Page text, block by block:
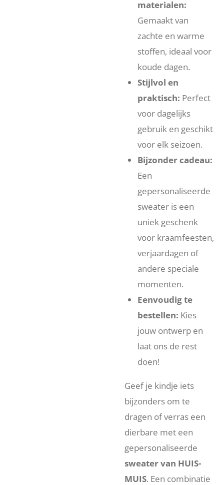
materialen:
Gemaakt van
zachte en warme
stoffen, ideaal voor
koude dagen.
Stijlvol en
praktisch: Perfect
voor dagelijks
gebruik en geschikt
voor elk seizoen.
Bijzonder cadeau:
Een
gepersonaliseerde
sweater is een
uniek geschenk
voor kraamfeesten,
verjaardagen of
andere speciale
momenten.
Eenvoudig te
bestellen: Kies
jouw ontwerp en
laat ons de rest
doen!
Geef je kindje iets
bijzonders om te
dragen of verras een
dierbare met een
gepersonaliseerde
sweater van HUIS-
MUIS. Een combinatie